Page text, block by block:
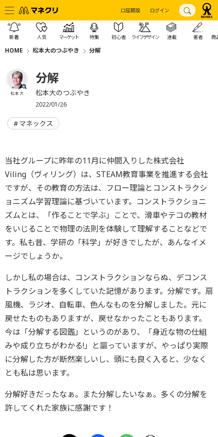
口座開設 ログイン
新着 人気 マーケット 特集 初心者 ライフデザイン 連載 著者 商
HOME 松本大のつぶやき 分解
松本 大
分解
松本大のつぶやき
2022/01/26
マネックス
当社グループに昨年の11月に仲間入りした株式会社
Viling（ヴィリング）は、STEAM教育事業を推進する会社
ですが、その教育の方法は、フロー理論とコンストラクシ
ョニズム学習理論に基づいています。コンストラクショニ
ズムとは、「作ることで学ぶ」ことで、滑車やテコの教材
をいじることで物理の法則を体験して理解することなどで
す。私も昔、学研の「科学」が好きでしたが、あんなイメ
ージでしょうか。
しかし私の場合は、コンストラクションならぬ、デコンス
トラクションを多くしていた記憶があります。分解です。扇
風機、ラジオ、自転車、色んなものを分解しました。元に
戻せたものもありますが、戻せなかったこともあります。
今は「分解する図鑑」というのがあり、「身近な物の仕組
みや成り立ちがわかる!」と謳っていますが、やっぱり実際
に分解した方が断然楽しいし、頭にも良く入ると、少なく
とも私は思います。
分解好きだったなぁ。また分解したいなぁ。多くの分解を
許してくれた家族に感謝です！